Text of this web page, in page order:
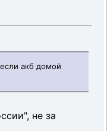
акб домой
не за